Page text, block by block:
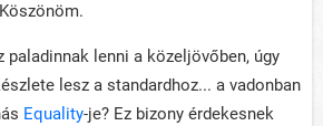
paladinnak lenni a közeljövőben, úgy
lesz a standardhoz... a vadonban
Equality-je? Ez bizony érdekesnek